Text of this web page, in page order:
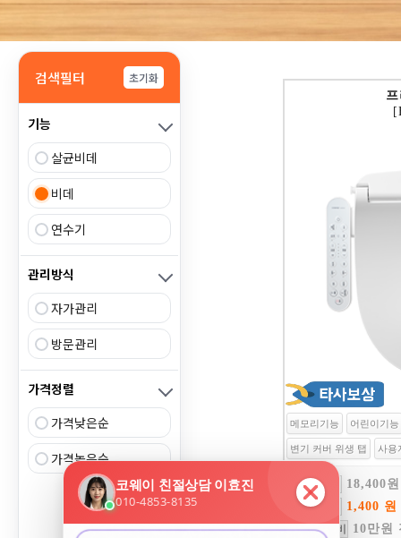
검색필터 초기화
기능
살균비데
비데
연수기
관리방식
자가관리
방문관리
가격정렬
가격낮은순
가격높은순
메모리기능 어린이기능
변기 커버 위생 탭 사용
월렌탈료 18,400원
제휴카드 1,400 원
설치등록비 10만원